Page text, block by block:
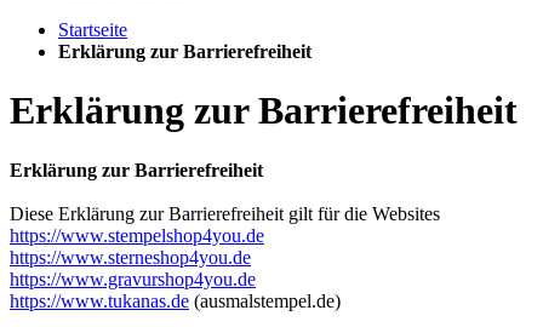
Startseite
Erklärung zur Barrierefreiheit
Erklärung zur Barrierefreiheit
Erklärung zur Barrierefreiheit
Diese Erklärung zur Barrierefreiheit gilt für die Websites
https://www.stempelshop4you.de
https://www.sterneshop4you.de
https://www.gravurshop4you.de
https://www.tukanas.de (ausmalstempel.de)